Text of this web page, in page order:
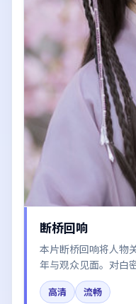
断桥回响
本片断桥回响将人物
年与观众见面。对白
易烊千玺、杨幂的台
都市与冷色调摄影。
高清
流畅